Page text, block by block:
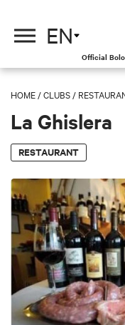
EN
Official
HOME /CLUBS /
La Ghislera
RESTAURANT